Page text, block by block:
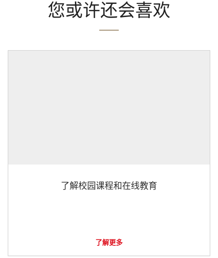
您或许还会喜欢
了解校园课程和在线教育
了解更多